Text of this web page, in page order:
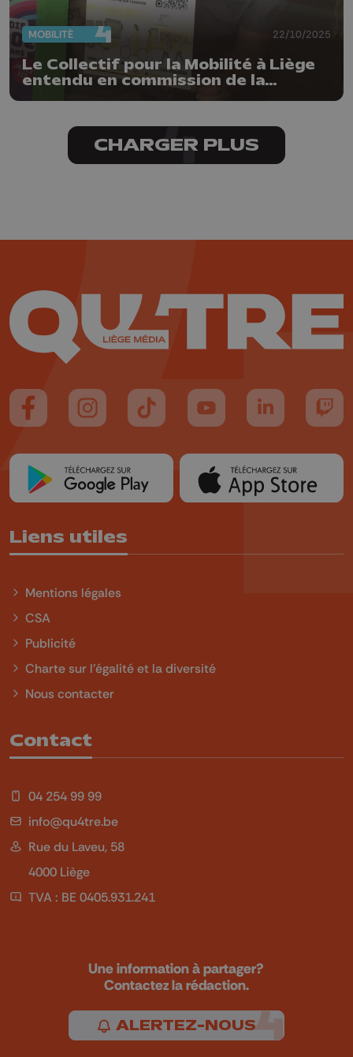
MOBILITÉ 22/10/2025
Le Collectif pour la Mobilité à Liège
entendu en commission de la
CHARGER PLUS
Suivez-nous sur FaceBook
Suivez-nous sur Instagram
Suivez-nous sur TikTok
Suivez-nous sur YouTube
Suivez-nous
Liens utiles
Mentions légales
CSA
Publicité
Charte sur l'égalité et la diversité
Nous contacter
Contact
04 254 99 99
info@qu4tre.be
Rue du Laveu, 58
4000 Liège
TVA : BE 0405.931.241
Une information à partager?
Contactez la rédaction.
ALERTEZ-NOUS